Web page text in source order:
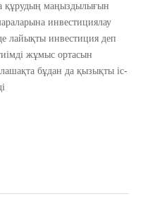
құрудың маңыздылығын
инвестициялау
лайықты инвестиция деп
жұмыс ортасын
бұдан да қызықты іс-